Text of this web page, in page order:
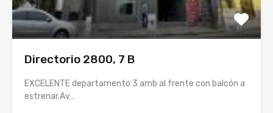
Directorio 2800, 7 B
EXCELENTE departamento 3 amb al frente con balcón a
estrenar.Av…